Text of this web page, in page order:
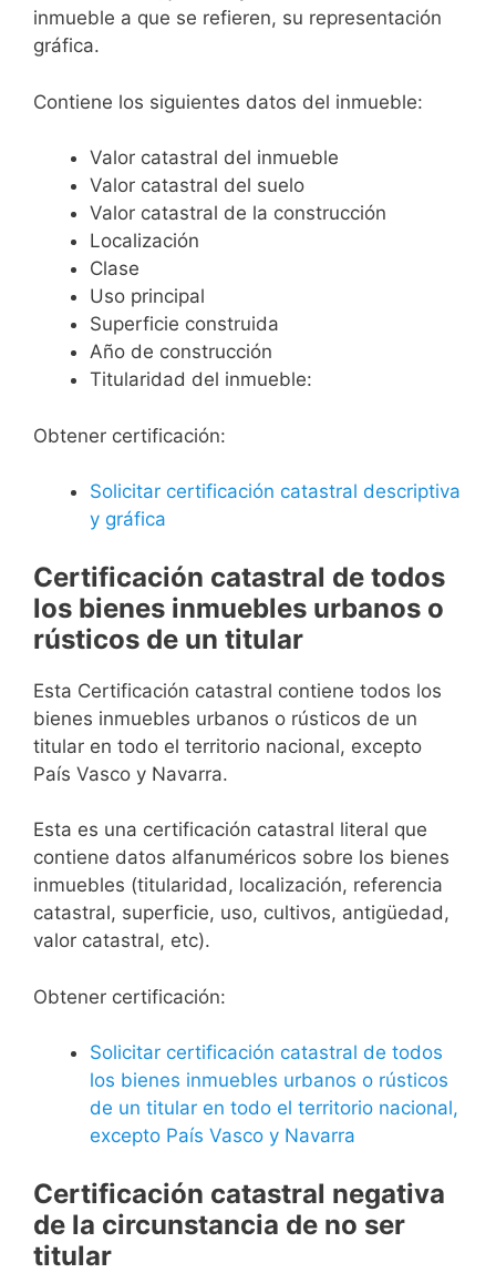
inmueble a que se refieren, su representación
gráfica.
Contiene los siguientes datos del inmueble:
Valor catastral del inmueble
Valor catastral del suelo
Valor catastral de la construcción
Localización
Clase
Uso principal
Superficie construida
Año de construcción
Titularidad del inmueble:
Obtener certificación:
Solicitar certificación catastral descriptiva
y gráfica
Certificación catastral de todos
los bienes inmuebles urbanos o
rústicos de un titular
Esta Certificación catastral contiene todos los
bienes inmuebles urbanos o rústicos de un
titular en todo el territorio nacional, excepto
País Vasco y Navarra.
Esta es una certificación catastral literal que
contiene datos alfanuméricos sobre los bienes
inmuebles (titularidad, localización, referencia
catastral, superficie, uso, cultivos, antigüedad,
valor catastral, etc).
Obtener certificación:
Solicitar certificación catastral de todos
los bienes inmuebles urbanos o rústicos
de un titular en todo el territorio nacional,
excepto País Vasco y Navarra
Certificación catastral negativa
de la circunstancia de no ser
titular